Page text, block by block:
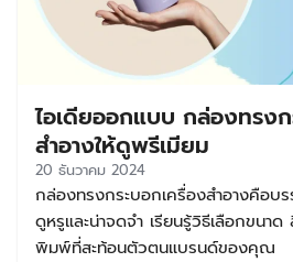
ไอเดียออกแบบ กล่องทรงก
สำอางให้ดูพรีเมียม
20 ธันวาคม 2024
กล่องทรงกระบอกเครื่องสำอางคือบ
ดูหรูและน่าจดจำ เรียนรู้วิธีเลือกขนา
พิมพ์ที่สะท้อนตัวตนแบรนด์ของคุณ